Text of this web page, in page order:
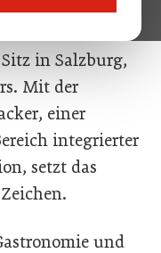
in Salzburg,
Mit der
einer
integrierter
setzt das
und